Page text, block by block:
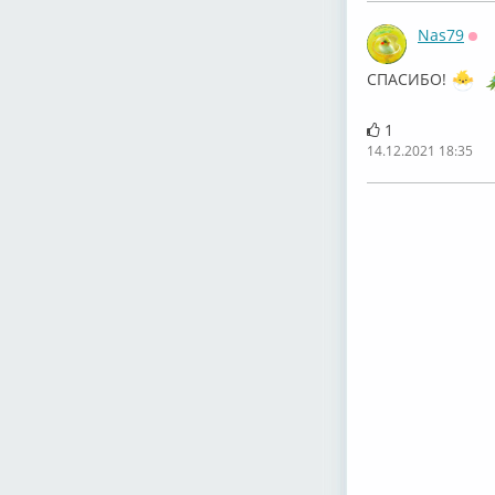
Nas79
СПАСИБО!
1
14.12.2021 18:35